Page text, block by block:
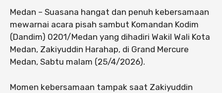
Medan – Suasana hangat dan penuh kebersamaan
mewarnai acara pisah sambut Komandan Kodim
(Dandim) 0201/Medan yang dihadiri Wakil Wali Kota
Medan, Zakiyuddin Harahap, di Grand Mercure
Medan, Sabtu malam (25/4/2026).
Momen kebersamaan tampak saat Zakiyuddin